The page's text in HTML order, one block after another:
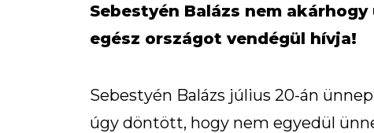
Sebestyén Balázs nem
egész országot vendégül hívja!
Sebestyén Balázs július 20-án
úgy döntött, hogy nem egyedül